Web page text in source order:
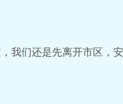
我们还是先离开市区，